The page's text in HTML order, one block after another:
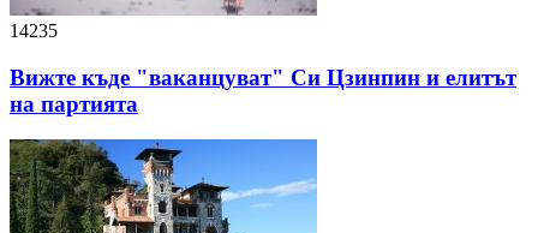
14235
Вижте къде "ваканцуват" Си Цзинпин и елитът
на партията